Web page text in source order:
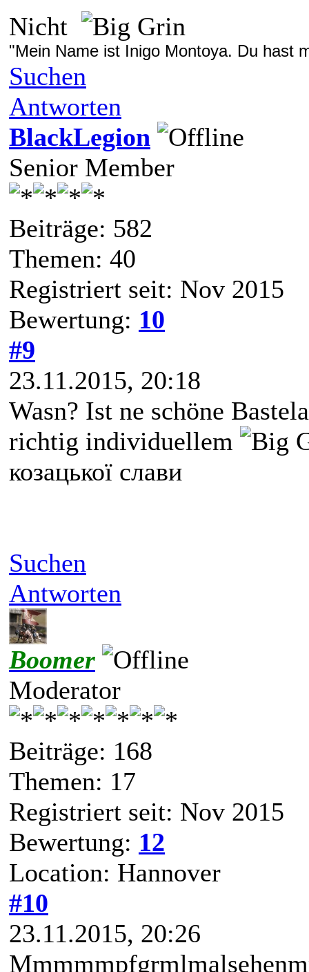
Nicht
"Mein Name ist Inigo Montoya. Du hast
Suchen
Antworten
BlackLegion
Senior Member
Beiträge: 582
Themen: 40
Registriert seit: Nov 2015
Bewertung: 10
#9
23.11.2015, 20:18
Wasn? Ist ne schöne
richtig individuellem
козацької слави
Suchen
Antworten
Boomer
Moderator
Beiträge: 168
Themen: 17
Registriert seit: Nov 2015
Bewertung: 12
Location: Hannover
#10
23.11.2015, 20:26